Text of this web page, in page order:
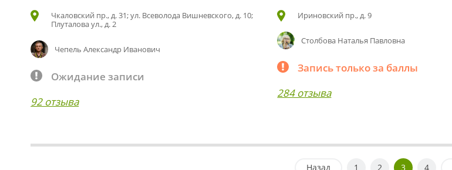
Чкаловский пр., д. 31; ул. Всеволода Вишневского, д. 10;
Плуталова ул., д. 2
Чепель Александр Иванович
Ожидание записи
92 отзыва
Ириновский пр., д. 9
Столбова Наталья Павловна
Запись только за баллы
284 отзыва
Назад 1 2 3 4